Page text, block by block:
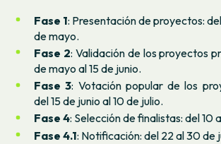
Fase 1: Presentación de proyectos:
de mayo.
Fase 2: Validación de los proyectos
de mayo al 15 de junio.
Fase 3: Votación popular de los
del15 de junio al 10 de julio.
Fase 4: Selección de finalistas: del 10
Fase 4.1: Notificación: del 22 al 30 de